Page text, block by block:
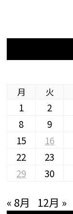
月 火
1 2
8
9
15
16
22
23
29
30
« 8月 12月 »